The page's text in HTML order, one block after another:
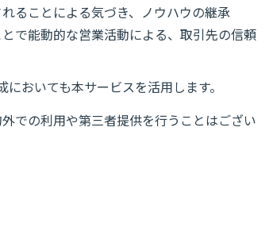
ることによる気づき、ノウハウの継承
で能動的な営業活動による、取引先の信頼
おいても本サービスを活用します。
での利用や第三者提供を行うことはござい